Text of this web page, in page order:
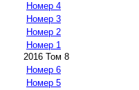
Номер 4
Номер 3
Номер 2
Номер 1
2016 Том 8
Номер 6
Номер 5